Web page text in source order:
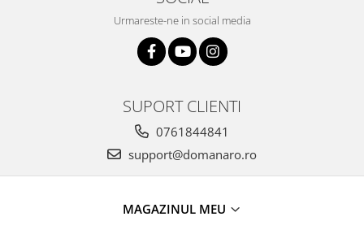
Urmareste-ne in social media
SUPORT CLIENTI
0761844841
support@domanaro.ro
MAGAZINUL MEU